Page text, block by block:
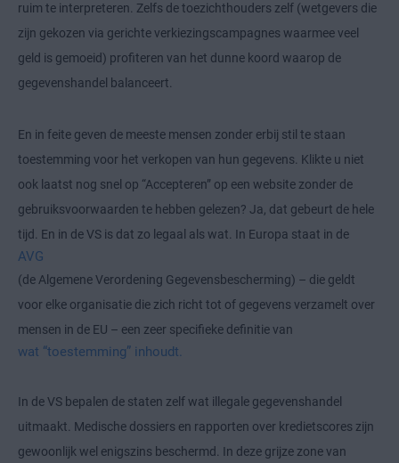
ruim te interpreteren. Zelfs de toezichthouders zelf (wetgevers die
zijn gekozen via gerichte verkiezingscampagnes waarmee veel
geld is gemoeid) profiteren van het dunne koord waarop de
gegevenshandel balanceert.
En in feite geven de meeste mensen zonder erbij stil te staan
toestemming voor het verkopen van hun gegevens. Klikte u niet
ook laatst nog snel op “Accepteren” op een website zonder de
gebruiksvoorwaarden te hebben gelezen? Ja, dat gebeurt de hele
tijd. En in de VS is dat zo legaal als wat. In Europa staat in de
AVG
(de Algemene Verordening Gegevensbescherming) – die geldt
voor elke organisatie die zich richt tot of gegevens verzamelt over
mensen in de EU – een zeer specifieke definitie van
wat “toestemming” inhoudt.
In de VS bepalen de staten zelf wat illegale gegevenshandel
uitmaakt. Medische dossiers en rapporten over kredietscores zijn
gewoonlijk wel enigszins beschermd. In deze grijze zone van